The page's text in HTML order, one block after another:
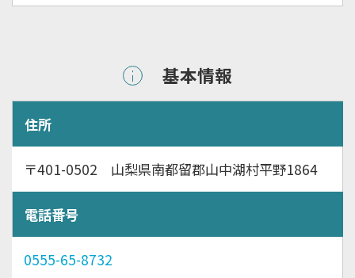
基本情報
住所
〒401-0502 山梨県南都留郡山中湖村平野1864
電話番号
0555-65-8732